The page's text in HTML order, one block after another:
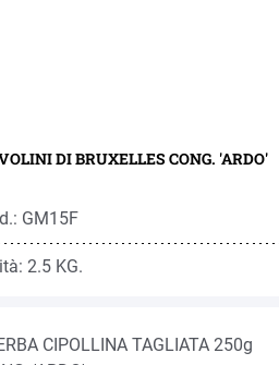
DI BRUXELLES CONG. 'ARDO'
GM15F
2.5 KG.